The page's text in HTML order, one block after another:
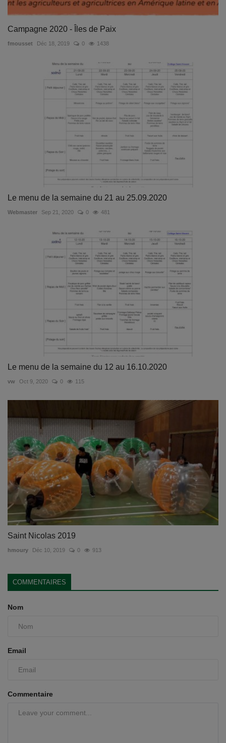
Campagne 2020 - Îles de Paix
fmousset Déc 18, 2019 0 1438
Le menu de la semaine du 21 au 25.09.2020
Webmaster Sep 21, 2020 0 481
Le menu de la semaine du 12 au 16.10.2020
vw Oct 9, 2020 0 115
Saint Nicolas 2019
hmoury Déc 10, 2019 0 913
COMMENTAIRES
Nom
Email
Commentaire